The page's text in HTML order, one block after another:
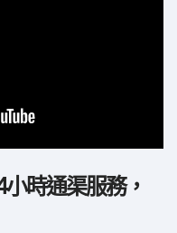
時通渠服務，